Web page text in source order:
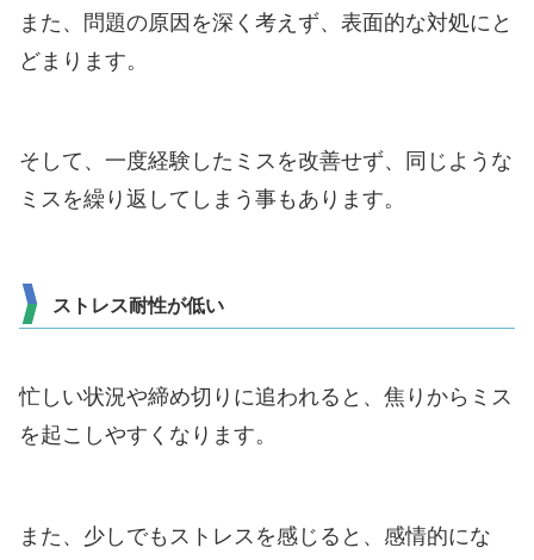
また、問題の原因を深く考えず、表面的な対処にと
どまります。
そして、一度経験したミスを改善せず、同じような
ミスを繰り返してしまう事もあります。
ストレス耐性が低い
忙しい状況や締め切りに追われると、焦りからミス
を起こしやすくなります。
また、少しでもストレスを感じると、感情的にな